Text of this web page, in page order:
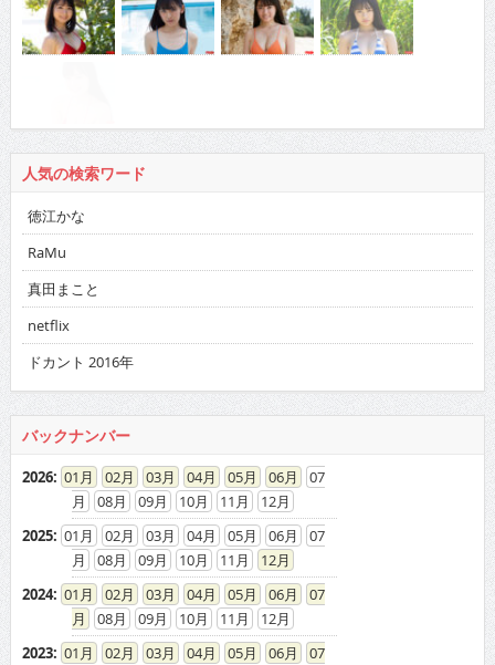
人気の検索ワード
徳江かな
RaMu
真田まこと
netflix
ドカント 2016年
バックナンバー
2026: 01 02 03 04 05 06
07
08
09 10 11
12
2025: 01 02 03 04 05 06
07
08
09 10 11
12
2024: 01 02 03 04 05 06
07
08
09 10 11
12
2023: 01 02 03 04 05 06
07